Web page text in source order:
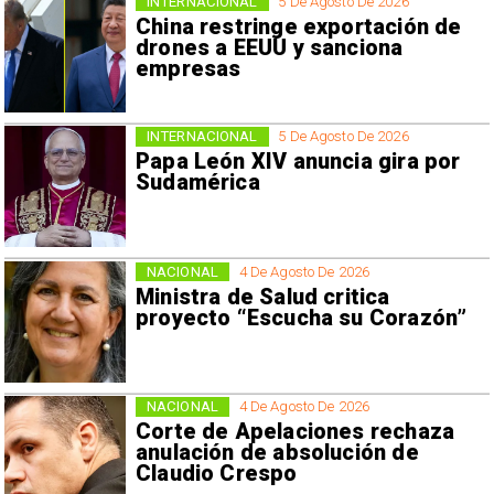
China restringe exportación de
drones a EEUU y sanciona
empresas
5 De Agosto De 2026
Papa León XIV anuncia gira por
Sudamérica
INTERNACIONAL
4 De Agosto De 2026
Ministra de Salud critica
proyecto “Escucha su Corazón”
NACIONAL
4 De Agosto De 2026
Corte de Apelaciones rechaza
anulación de absolución de
Claudio Crespo
NACIONAL